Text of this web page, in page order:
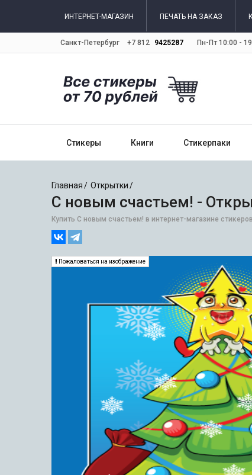
ИНТЕРНЕТ-МАГАЗИН ПЕЧАТЬ НА ЗАКАЗ
Санкт-Петербург +7 812 9425287 Пн-Пт 10:00 -
Стикеры Книги Стикерпаки
Главная Открытки
С новым счастьем! -
Купить С новым счастьем! в интернет-магазине
Пожаловаться на изображение